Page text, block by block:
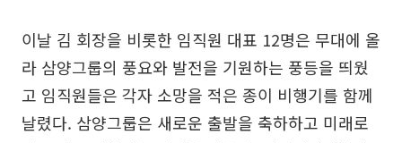
이날 김 회장을 비롯한 임직원 대표 12명은 무대에 올
라 삼양그룹의 풍요와 발전을 기원하는 풍등을 띄웠
고 임직원들은 각자 소망을 적은 종이 비행기를 함께
날렸다. 삼양그룹은 새로운 출발을 축하하고 미래로